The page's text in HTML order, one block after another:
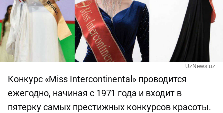
UzNews.uz
Конкурс «Miss Intercontinental» проводится
ежегодно, начиная с 1971 года и входит в
пятерку самых престижных конкурсов красоты.